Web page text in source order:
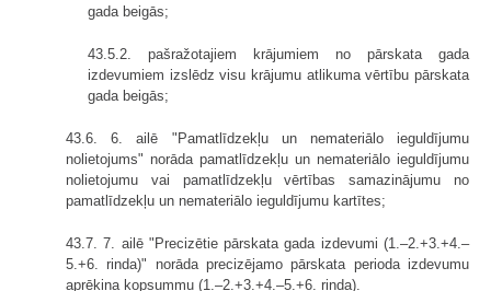
gada beigās;
43.5.2. pašražotajiem krājumiem no pārskata gada
izdevumiem izslēdz visu krājumu atlikuma vērtību pārskata
gada beigās;
43.6. 6. ailē "Pamatlīdzekļu un nemateriālo ieguldījumu
nolietojums" norāda pamatlīdzekļu un nemateriālo ieguldījumu
nolietojumu vai pamatlīdzekļu vērtības samazinājumu no
pamatlīdzekļu un nemateriālo ieguldījumu kartītes;
43.7. 7. ailē "Precizētie pārskata gada izdevumi (1.–2.+3.+4.–
5.+6. rinda)" norāda precizējamo pārskata perioda izdevumu
aprēķina kopsummu (1.–2.+3.+4.–5.+6. rinda).